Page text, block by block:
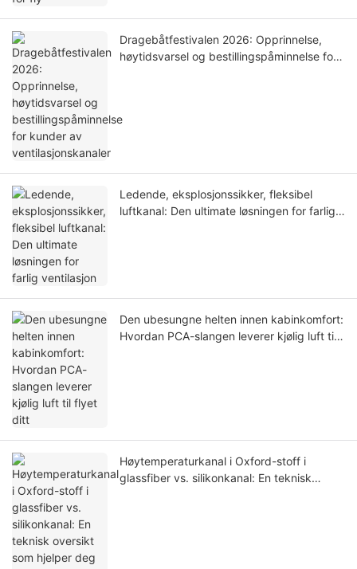
Dragebåtfestivalen 2026: Opprinnelse,
høytidsvarsel og bestillingspåminnelse for
Ledende, eksplosjonssikker, fleksibel
luftkanal: Den ultimate løsningen for farlig
Den ubesungne helten innen kabinkomfort:
Hvordan PCA-slangen leverer kjølig luft til
Høytemperaturkanal i Oxford-stoff i
glassfiber vs. silikonkanal: En teknisk